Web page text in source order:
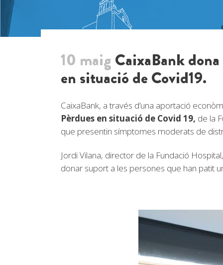
10 maigCaixaBank
en situació de Covid19.
CaixaBank, a través d’una aportació
Pèrdues en situació de Covid 19, de la
que presentin símptomes moderats de
Jordi Vilana, director de la Fundació
donar suport a les persones que han patit